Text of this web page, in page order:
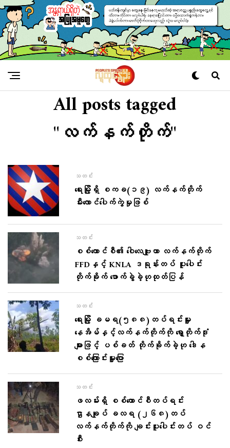
All posts tagged
"လက်နက်တိုက်"
သတင်း
ရေးမြို့ရှိ စကခ(၁၉) လက်နက်တိုက်
မီးလောင်​ပေါက်ကွဲမှုဖြစ်
သတင်း
စစ်ကောင်စီ၏ ဝေါလေဗျူဟာ လက်နက်တိုက်
FFDနှင့် KNLA ဒရုန်းတပ် ပူးပေါင်း
တိုက်ခိုက် ဖောက်ခွဲခဲ့ဟုထုတ်ပြန်
သတင်း
ရေးမြို့ ခမရ(၅၈၈)တပ်ရင်းမှူး
နေအိမ်နှင့်လက်နက်တိုက်ကို ရှော့တိုက်ဒုံး
များဖြင့် ပစ်ခတ် တိုက်ခိုက်ခဲ့ဟု ဒေါန
စစ်ကြောင်းမှူးပြော
သတင်း
ဖလမ်းရှိ စစ်ကောင်စီတပ်ရင်း
ဌာနချုပ် ခလရ (၂၆၈)တပ်
လက်နက်တိုက်ကို ချင်းပူးပေါင်းတပ် ဝင်
စီး